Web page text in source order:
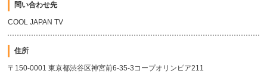
問い合わせ先
COOL JAPAN TV
住所
〒150-0001 東京都渋谷区神宮前6-35-3コープオリンピア211